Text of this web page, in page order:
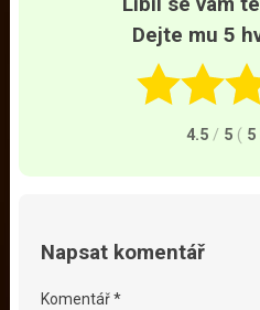
Dejte mu 5
4.5 / 5 ( 5
Napsat komentář
Komentář *